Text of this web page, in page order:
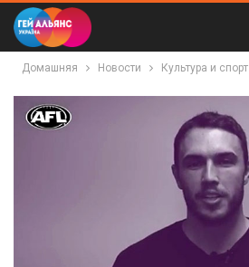
Домашняя Новости Культура и спорт